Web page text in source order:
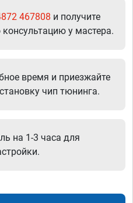
467808 и получите
у мастера.
время и приезжайте
чип тюнинга.
на 1-3 часа для